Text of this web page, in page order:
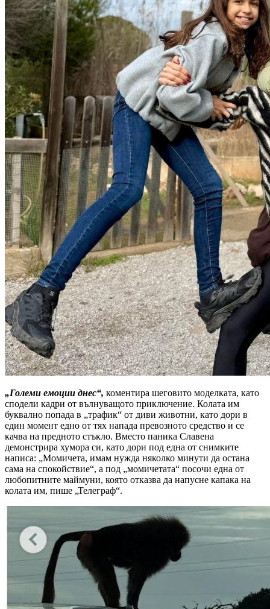
„Големи емоции днес“, коментира шеговито моделката, като
сподели кадри от вълнуващото приключение. Колата им
буквално попада в „трафик“ от диви животни, като дори в
един момент едно от тях напада превозното средство и се
качва на предното стъкло. Вместо паника Славена
демонстрира хумора си, като дори под една от снимките
написа: „Момичета, имам нужда няколко минути да остана
сама на спокойствие“, а под „момичетата“ посочи една от
любопитните маймуни, която отказва да напусне капака на
колата им, пише „Телеграф“.